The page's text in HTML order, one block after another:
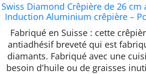
Swiss Diamond Crêpière de 26
Induction Aluminium crêpière –
au
Fabriqué en Suisse : cette
antiadhésif breveté qui est
diamants. Fabriqué avec une
besoin d'huile ou de graisses